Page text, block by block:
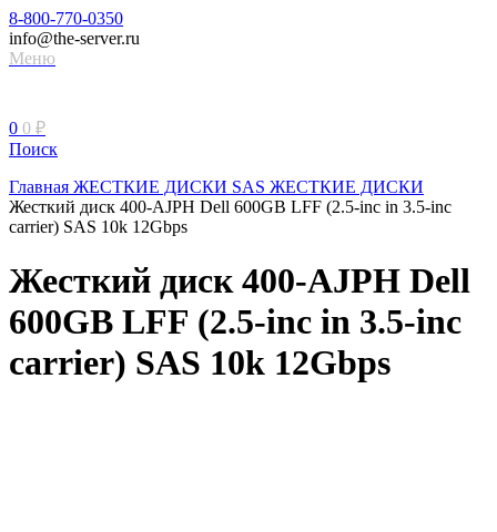
8-800-770-0350
info@the-server.ru
Меню
0 0 ₽
Поиск
Главная ЖЕСТКИЕ ДИСКИ SAS ЖЕСТКИЕ ДИСКИ
Жесткий диск 400-AJPH Dell 600GB LFF (2.5-inc in 3.5-inc
carrier) SAS 10k 12Gbps
Жесткий диск 400-AJPH Dell
600GB LFF (2.5-inc in 3.5-inc
carrier) SAS 10k 12Gbps